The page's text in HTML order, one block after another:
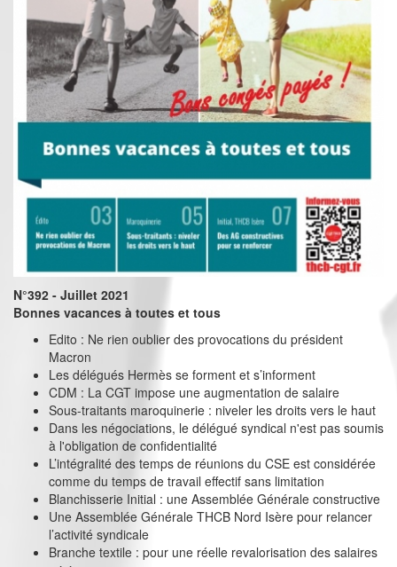
N°392 - Juillet 2021
Bonnes vacances à toutes et tous
Edito : Ne rien oublier des provocations du président
Macron
Les délégués Hermès se forment et s’informent
CDM : La CGT impose une augmentation de salaire
Sous-traitants maroquinerie : niveler les droits vers le haut
Dans les négociations, le délégué syndical n'est pas soumis
à l'obligation de confidentialité
L’intégralité des temps de réunions du CSE est considérée
comme du temps de travail effectif sans limitation
Blanchisserie Initial : une Assemblée Générale constructive
Une Assemblée Générale THCB Nord Isère pour relancer
l’activité syndicale
Branche textile : pour une réelle revalorisation des salaires